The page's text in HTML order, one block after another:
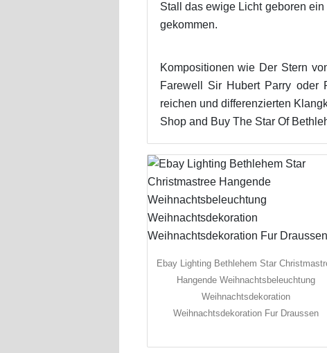
Stall das ewige Licht geboren
gekommen.
Kompositionen wie Der Stern
Farewell Sir Hubert Parry oder
reichen und differenzierten
Shop and Buy The Star Of
Ebay Lighting Bethlehem Star
Hangende Weihnachtsbeleuchtung
Weihnachtsdekoration
Weihnachtsdekoration Fur Draussen